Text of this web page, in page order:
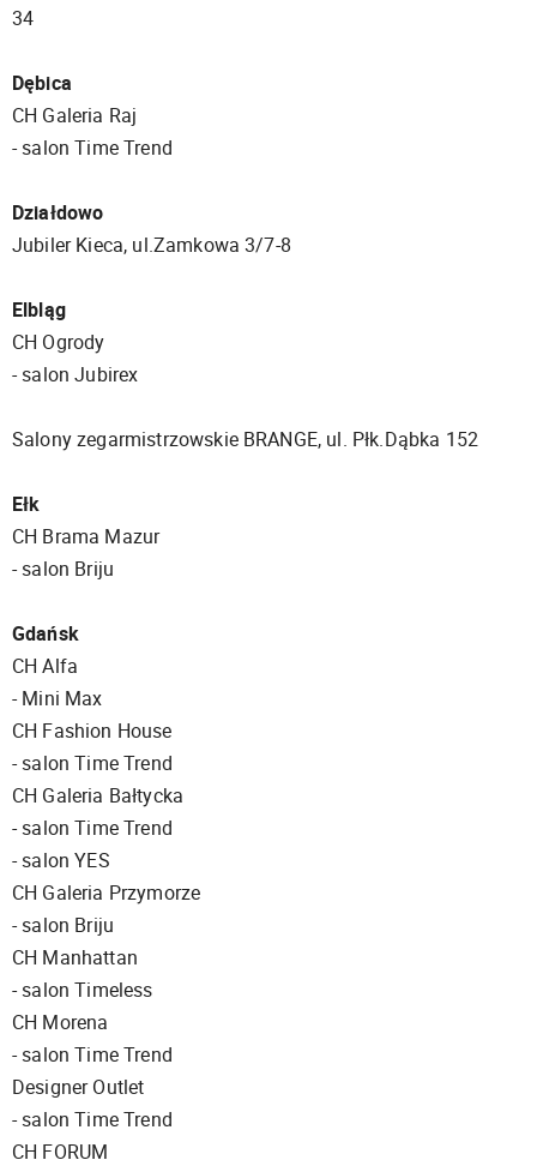
34
Dębica
CH Galeria Raj
- salon Time Trend
Działdowo
Jubiler Kieca, ul.Zamkowa 3/7-8
Elbląg
CH Ogrody
- salon Jubirex
Salony zegarmistrzowskie BRANGE, ul. Płk.Dąbka 152
Ełk
CH Brama Mazur
- salon Briju
Gdańsk
CH Alfa
- Mini Max
CH Fashion House
- salon Time Trend
CH Galeria Bałtycka
- salon Time Trend
- salon YES
CH Galeria Przymorze
- salon Briju
CH Manhattan
- salon Timeless
CH Morena
- salon Time Trend
Designer Outlet
- salon Time Trend
CH FORUM